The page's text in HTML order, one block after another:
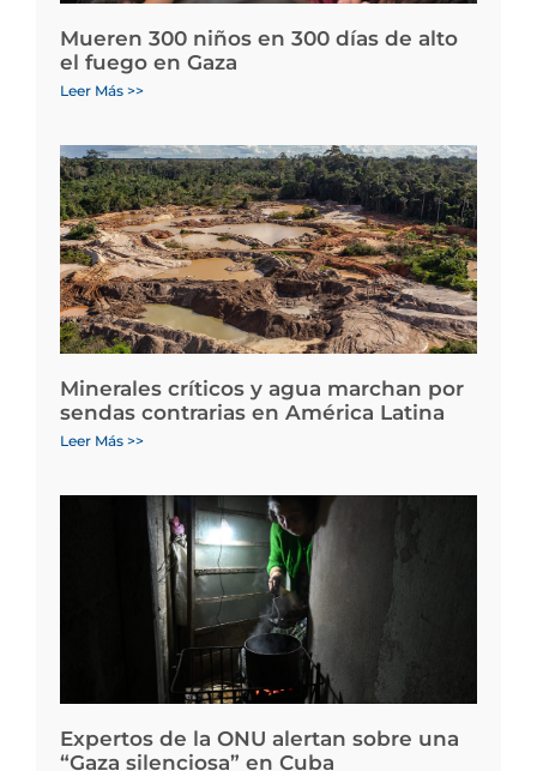
Mueren 300 niños en 300 días de alto
el fuego en Gaza
Leer Más >>
Minerales críticos y agua marchan por
sendas contrarias en América Latina
Leer Más >>
Expertos de la ONU alertan sobre una
“Gaza silenciosa” en Cuba